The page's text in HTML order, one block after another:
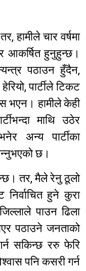
हामीले चार वर्षमा
आकर्षित हुनुहुन्छ।
पठाउन हुँदैन,
हेरियो, पार्टीले टिकट
भएन। हामीले केही
माथि उठेर
अन्य पार्टीका
छ।
तर, मैले रेनु ठूलो
निर्वाचित हुने कुरा
पाउन ढिला
पठाउने जनताको
सकिन्छ ररु फेरि
पनि कसरी गर्न